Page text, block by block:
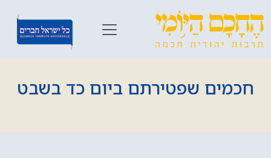
חכמים שפטירתם ביום כד בשבט